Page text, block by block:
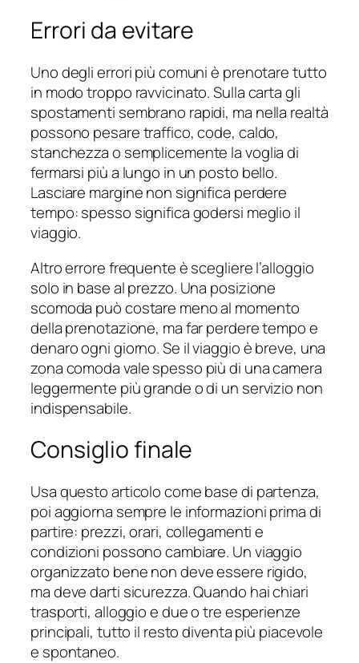
Errori da evitare
Uno degli errori più comuni è prenotare tutto
in modo troppo ravvicinato. Sulla carta gli
spostamenti sembrano rapidi, ma nella realtà
possono pesare traffico, code, caldo,
stanchezza o semplicemente la voglia di
fermarsi più a lungo in un posto bello.
Lasciare margine non significa perdere
tempo: spesso significa godersi meglio il
viaggio.
Altro errore frequente è scegliere l’alloggio
solo in base al prezzo. Una posizione
scomoda può costare meno al momento
della prenotazione, ma far perdere tempo e
denaro ogni giorno. Se il viaggio è breve, una
zona comoda vale spesso più di una camera
leggermente più grande o di un servizio non
indispensabile.
Consiglio finale
Usa questo articolo come base di partenza,
poi aggiorna sempre le informazioni prima di
partire: prezzi, orari, collegamenti e
condizioni possono cambiare. Un viaggio
organizzato bene non deve essere rigido,
ma deve darti sicurezza. Quando hai chiari
trasporti, alloggio e due o tre esperienze
principali, tutto il resto diventa più piacevole
e spontaneo.